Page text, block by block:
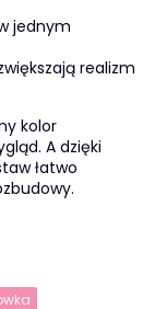
jednym
realizm
kolor
A dzięki
łatwo